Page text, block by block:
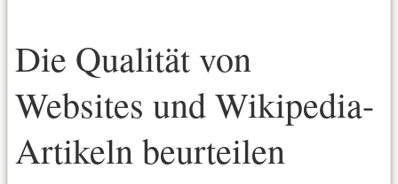
Die Qualität von
Websites und Wikipedia-
Artikeln beurteilen